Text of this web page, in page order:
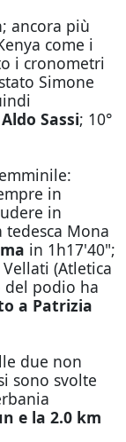
ancora più
come i
i cronometri
Simone
Sassi; 10°
in
in
tedesca Mona
in 1h17'40";
(Atletica
del podio ha
a Patrizia
due non
sono svolte
e la 2.0 km